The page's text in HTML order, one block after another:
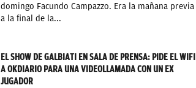
domingo Facundo Campazzo. Era la mañana previa
a la final de la...
EL SHOW DE GALBIATI EN SALA DE PRENSA: PIDE EL WIFI
A OKDIARIO PARA UNA VIDEOLLAMADA CON UN EX
JUGADOR